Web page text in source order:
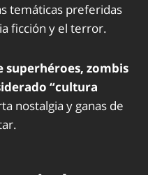
temáticas preferidas
ficción y el terror.
zombis
“cultura
nostalgia y ganas de